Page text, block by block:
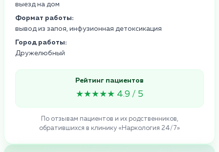
выезд на дом
Формат работы:
вывод из запоя, инфузионная детоксикация
Город работы:
Дружелюбный
Рейтинг пациентов
★★★★★ 4.9 / 5
По отзывам пациентов и их родственников,
обратившихся в клинику «Наркология 24/7»